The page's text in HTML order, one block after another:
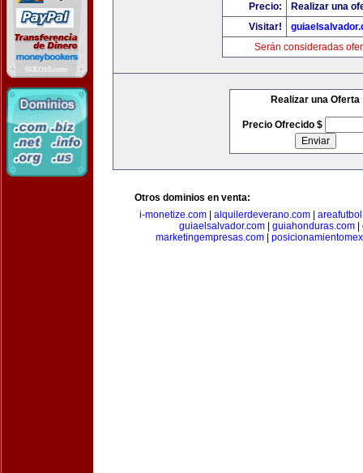
Precio:
Realizar una
Visitar!
Serán consideradas
Realizar una Oferta
Precio Ofrecido $
Otros dominios en venta:
i-monetize.com
alquilerdeverano.com
guiaelsalvador.com| guiahonduras.com|
marketingempresas.com